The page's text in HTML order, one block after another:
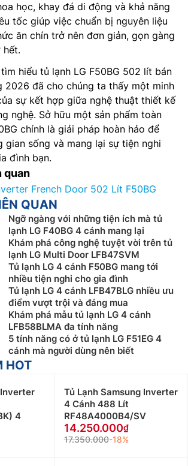
học, khay đá di động và khả năng
tốc giúp việc chuẩn bị nguyên liệu
ăn chín trở nên đơn giản, gọn gàng
hết.
hiểu tủ lạnh LG F50BG 502 lít bán
2026 đã cho chúng ta thấy một minh
sự kết hợp giữa nghệ thuật thiết kế
nghệ. Sở hữu một sản phẩm toàn
chính là giải pháp hoàn hảo để
gian sống và mang lại sự tiện nghi
đình bạn.
quan
French Door 502 Lít F50BG
QUAN
Ngỡ ngàng với những tiện ích mà tủ
lạnh LG F40BG 4 cánh mang lại
Khám phá công nghệ tuyệt vời trên tủ
lạnh LG Multi Door LFB47SVM
Tủ lạnh LG 4 cánh F50BG mang tới
nhiều tiện nghi cho gia đình
Tủ lạnh LG 4 cánh LFB47BLG nhiều ưu
điểm vượt trội và đáng mua
Khám phá mẫu tủ lạnh LG 4 cánh
LFB58BLMA đa tính năng
5 tính năng có ở tủ lạnh LG F51EG 4
cánh mà người dùng nên biết
HOT
4
Tủ Lạnh Samsung Inverter
4 Cánh 488 Lít
RF48A4000B4/SV
14.250.000
17.350.000-18%